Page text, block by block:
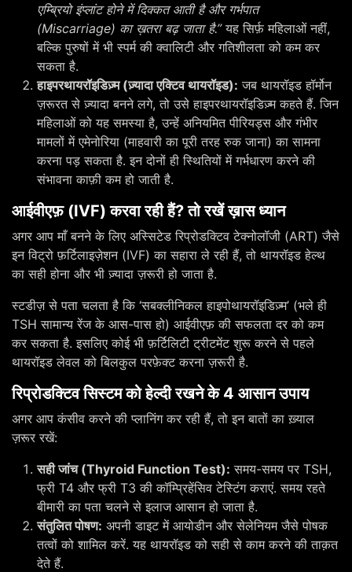
एम्ब्रियो इंप्लांट होने में दिक्कत आती है और गर्भपात
(Miscarriage) का ख़तरा बढ़ जाता है.”यह सिर्फ़ महिलाओं नहीं,
बल्कि पुरुषों में भी स्पर्म की क्वालिटी और गतिशीलता को कम कर
सकता है.
हाइपरथायरॉइडिज़्म (ज़्यादा एक्टिव थायरॉइड): जब थायरॉइड हॉर्मोन
ज़रूरत से ज़्यादा बनने लगे, तो उसे हाइपरथायरॉइडिज़्म कहते हैं. जिन
महिलाओं को यह समस्या है, उन्हें अनियमित पीरियड्स और गंभीर
मामलों में एमेनोरिया (माहवारी का पूरी तरह रुक जाना) का सामना
करना पड़ सकता है. इन दोनों ही स्थितियों में गर्भधारण करने की
संभावना काफ़ी कम हो जाती है.
आईवीएफ़ (IVF) करवा रही हैं? तो रखें ख़ास ध्यान
अगर आप माँ बनने के लिए अस्सिटेड रिप्रोडक्टिव टेक्नोलॉजी (ART) जैसे
इन विट्रो फ़र्टिलाइज़ेशन (IVF) का सहारा ले रही हैं, तो थायरॉइड हेल्थ
का सही होना और भी ज़्यादा ज़रूरी हो जाता है.
स्टडीज़ से पता चलता है कि ‘सबक्लीनिकल हाइपोथायरॉइडिज़्म’ (भले ही
TSH सामान्य रेंज के आस-पास हो) आईवीएफ़ की सफलता दर को कम
कर सकता है. इसलिए कोई भी फ़र्टिलिटी ट्रीटमेंट शुरू करने से पहले
थायरॉइड लेवल को बिलकुल परफ़ेक्ट करना ज़रूरी है.
रिप्रोडक्टिव सिस्टम को हेल्दी रखने के 4 आसान उपाय
अगर आप कंसीव करने की प्लानिंग कर रही हैं, तो इन बातों का ख़्याल
ज़रूर रखें:
सही जांच (Thyroid Function Test): समय-समय पर TSH,
फ्री T4 और फ्री T3 की कॉम्प्रिहेंसिव टेस्टिंग कराएं. समय रहते
बीमारी का पता चलने से इलाज आसान हो जाता है.
संतुलित पोषण: अपनी डाइट में आयोडीन और सेलेनियम जैसे पोषक
तत्वों को शामिल करें. यह थायरॉइड को सही से काम करने की ताक़त
देते हैं.